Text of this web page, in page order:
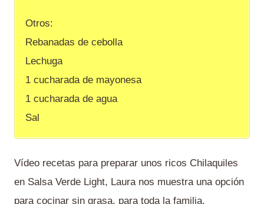
Otros:
Rebanadas de cebolla
Lechuga
1 cucharada de mayonesa
1 cucharada de agua
Sal
Vídeo recetas para preparar unos ricos Chilaquiles
en Salsa Verde Light, Laura nos muestra una opción
para cocinar sin grasa, para toda la familia.